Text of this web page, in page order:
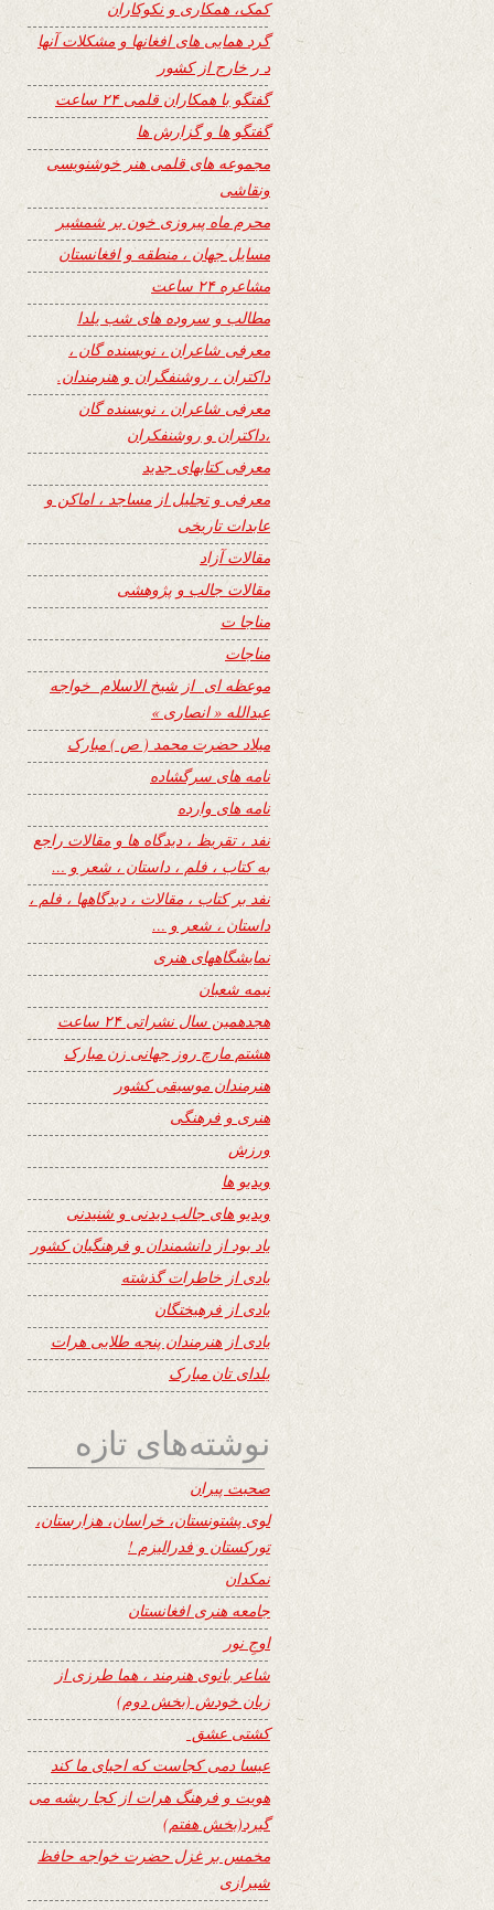
کمک، همکاری و نکوکاران
گرد همایی های افغانها و مشکلات آنها
د ر خارج از کشور
گفتگو با همکاران قلمی ۲۴ ساعت
گفتگو ها و گزارش ها
مجموعه های قلمی هنر خوشنویسی
ونقاشی
محرم ماه پیروزی خون بر شمشیر
مسایل جهان ، منطقه و افغانستان
مشاعره ۲۴ ساعت
مطالب و سروده های شب یلدا
معرفی شاعران ، نویسنده گان ،
داکتران ، روشنفگران و هنرمندان.
معرفی شاعران ، نویسنده گان
،داکتران و روشنفکران
معرفی کتابهای جدید
معرفی و تجلیل از مساجد ، اماکن و
عابدات تاریخی
مقالات آزاد
مقالات جالب و پژوهشی
مناجا ت
مناجات
موعظه ای از شیخ الاسلام خواجه
عبدالله « انصاری »
میلاد حضرت محمد ( ص ) مبارک
نامه های سرگشاده
نامه های وارده
نفد ، تقریظ ، دیدگاه ها و مقالات راجع
به کتاب ، فلم ، داستان ، شعر و …
نفد بر کتاب ، مقالات ، دیدگاهها ، فلم ،
داستان ، شعر و …
نمایشگاههای هنری
نیمه شعبان
هجدهمین سال نشراتی ۲۴ ساعت
هشتم مارچ روز جهانی زن مبارک
هنرمندان موسیقی کشور
هنری و فرهنگی
ورزش
ویدیو ها
ویدیو های جالب دیدنی و شنیدنی
یاد بود از دانشمندان و فرهنگیان کشور
یادی از خاطرات گذشته
یادی از فرهیختگان
یادی از هنرمندان پنجه طلایی هرات
یلدای تان مبارک
نوشته‌های تازه
صحبت پیران
لوی پشتونستان، خراسان، هزارستان،
تورکستان و فدرالیزم !
نمکدان
جامعه هنری افغانستان
اوجِ نور
شاعر بانوی هنرمند ، هما طرزی از
زبان خودش (بخش دوم)
کشتی عشق
عیسا دمی کجاست که احیای ما کند
هویت و فرهنگ هرات از کجا ریشه می
گیرد(بخش هفتم)
مخمس بر غزل حضرت خواجه حافظ
شیرازی